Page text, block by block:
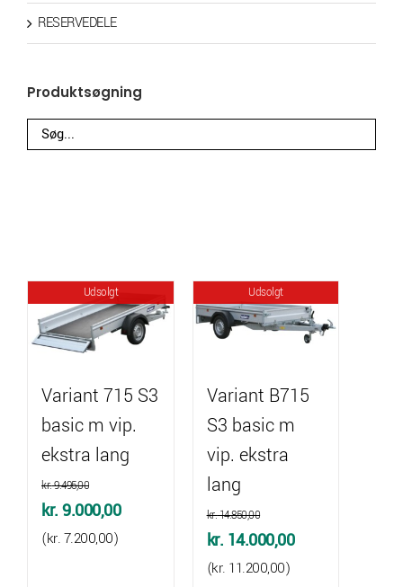
Udsolgt
Variant 715 S3
basic m vip.
ekstra lang
kr.9.495,00
Den
oprindelige
kr.9.000,00Den
(kr.7.200,00)
Udsolgt
Variant B715
S3 basic m
vip. ekstra
lang
kr.14.850,00
Den
oprindelige
kr. 14.000,00Den
(kr. 11.200,00)
RESERVEDELE
Produktsøgning